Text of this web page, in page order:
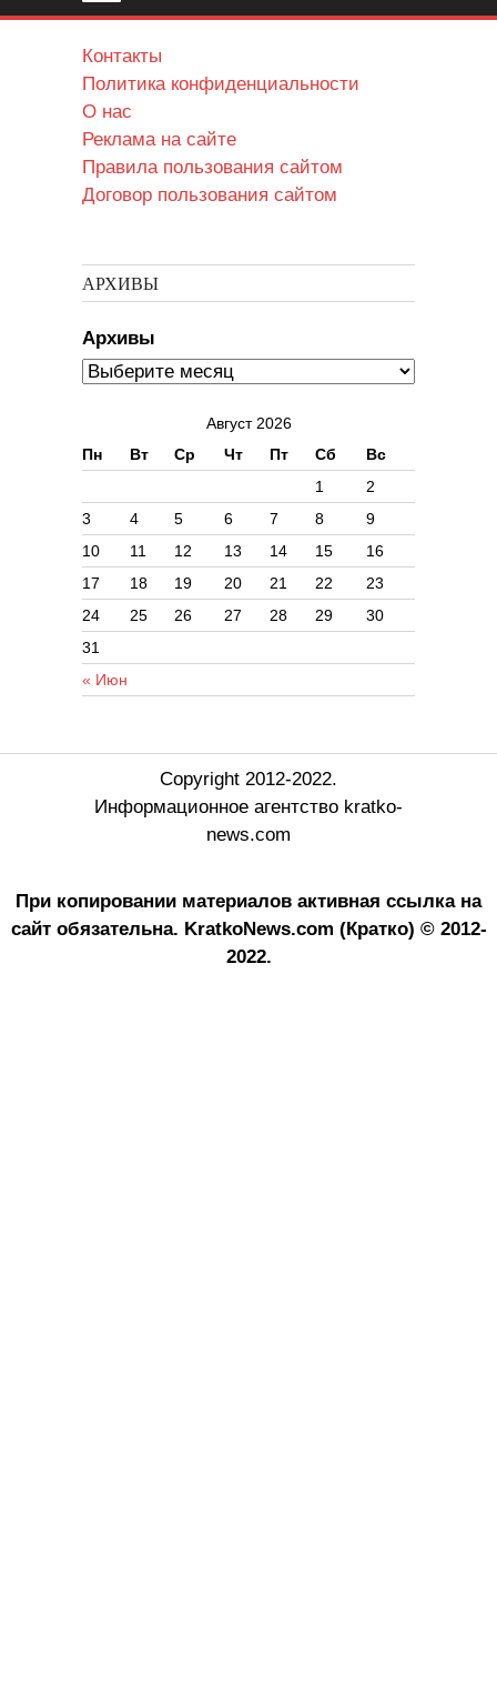
Контакты
Политика конфиденциальности
О нас
Реклама на сайте
Правила пользования сайтом
Договор пользования сайтом
АРХИВЫ
Архивы
Август 2026
Пн
Вт Ср Чт Пт Сб Вс
« Июн
1
2
3
4 5 6 7 8
9
10
11 12 13 14 15
16
17
18 19 20 21 22
23
24
25 26 27 28 29
30
31
Copyright 2012-2022.
Информационное агентство kratko-
news.com
При копировании материалов активная ссылка на
сайт обязательна. KratkoNews.com (Кратко) © 2012-
2022.